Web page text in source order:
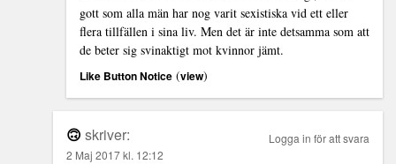
gott som alla män har nog varit sexistiska vid ett eller
flera tillfällen i sina liv. Men det är inte detsamma som att
de beter sig svinaktigt mot kvinnor jämt.
Like Button Notice (view)
🙃 skriver:
2 Maj 2017 kl. 12:12
Logga in för att svara